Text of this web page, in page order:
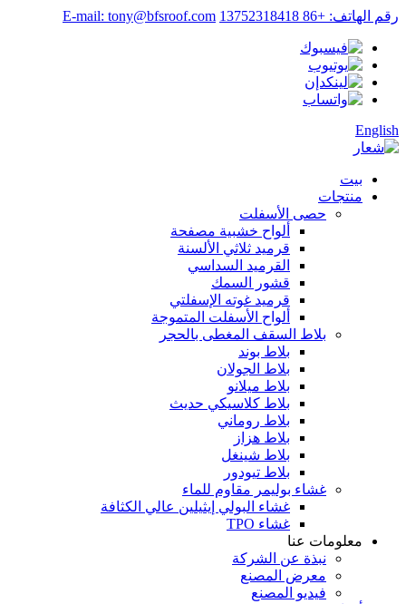
رقم الهاتف: +86 13752318418 E-mail: tony@bfsroof.com
English
بيت
منتجات
حصى الأسفلت
ألواح خشبية مصفحة
قرميد ثلاثي الألسنة
القرميد السداسي
قشور السمك
قرميد غوته الإسفلتي
ألواح الأسفلت المتموجة
بلاط السقف المغطى بالحجر
بلاط بوند
بلاط الجولان
بلاط ميلانو
بلاط كلاسيكي حديث
بلاط روماني
بلاط هزاز
بلاط شينغل
بلاط تيودور
غشاء بوليمر مقاوم للماء
غشاء البولي إيثيلين عالي الكثافة
غشاء TPO
معلومات عنا
نبذة عن الشركة
معرض المصنع
فيديو المصنع